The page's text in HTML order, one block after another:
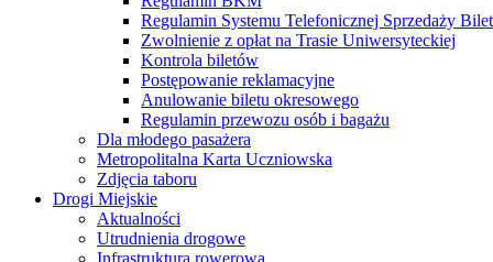
Regulamin Systemu Telefonicznej Sprzedaży
Zwolnienie z opłat na Trasie Uniwersyteckiej
Kontrola biletów
Postępowanie reklamacyjne
Anulowanie biletu okresowego
Regulamin przewozu osób i bagażu
Dla młodego pasażera
Metropolitalna Karta Uczniowska
Zdjęcia taboru
Drogi Miejskie
Aktualności
Utrudnienia drogowe
Infrastruktura rowerowa